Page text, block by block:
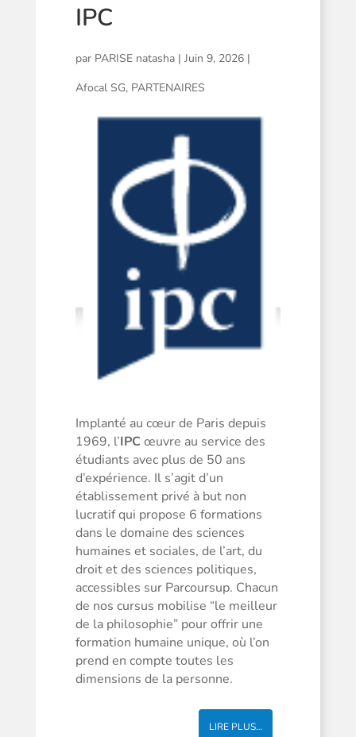
IPC
par PARISE natasha| Juin 9, 2026|
Afocal SG, PARTENAIRES
Implanté au cœur de Paris depuis
1969, l’IPCœuvre au service des
étudiants avec plus de 50 ans
d’expérience. Il s’agit d’un
établissement privé à but non
lucratif qui propose 6 formations
dans le domaine des sciences
humaines et sociales, de l’art, du
droit et des sciences politiques,
accessibles sur Parcoursup. Chacun
de nos cursus mobilise “le meilleur
de la philosophie” pour offrir une
formation humaine unique, où l’on
prend en compte toutes les
dimensions de la personne.
LIRE PLUS…